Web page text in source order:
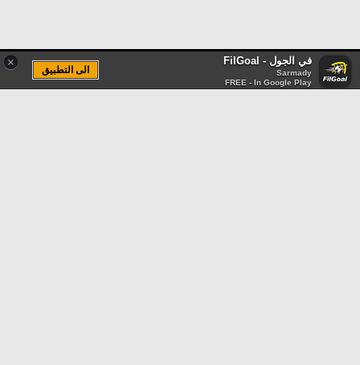
× في الجول - FilGoal
Sarmady
FREE - In Google Play
الى التطبيق